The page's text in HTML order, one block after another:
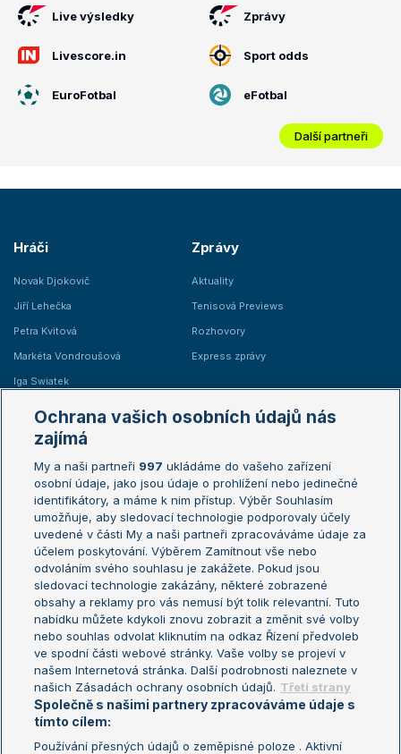
Live výsledky Zprávy
Livescore.in Sport odds
EuroFotbal eFotbal
Další partneři
Hráči
Novak Djokovič
Jiří Lehečka
Petra Kvitová
Markéta Vondroušová
Iga Swiatek
Zprávy
Aktuality
Tenisová Previews
Rozhovory
Express zprávy
Žebříčky
Žebříček ATP (muži)
Žebříček WTA (ženy)
Sázkařský žebříček
Australian Open
French Open
Wimbledon
US Open
Turnaj mistrů
Turnaj mistryň
Aktualní trendy
Fotbalové přestupy
Livesport Daily
LS Prague Open
Ochrana vašich osobních údajů nás
zajímá
My a naši partneři 997 ukládáme do vašeho zařízení
osobní údaje, jako jsou údaje o prohlížení nebo jedinečné
identifikátory, a máme k nim přístup. Výběr Souhlasím
umožňuje, aby sledovací technologie podporovaly účely
uvedené v části My a naši partneři zpracováváme údaje za
účelem poskytování. Výběrem Zamítnout vše nebo
odvoláním svého souhlasu je zakážete. Pokud jsou
sledovací technologie zakázány, některé zobrazené
obsahy a reklamy pro vás nemusí být tolik relevantní. Tuto
nabídku můžete kdykoli znovu zobrazit a změnit své volby
nebo souhlas odvolat kliknutím na odkaz Řízení předvoleb
ve spodní části webové stránky. Vaše volby se projeví v
našem Internetová stránka. Další podrobnosti naleznete v
našich Zásadách ochrany osobních údajů. Třetí strany
Společně s našimi partnery zpracováváme údaje s
tímto cílem:
Používání přesných údajů o zeměpisné poloze . Aktivní